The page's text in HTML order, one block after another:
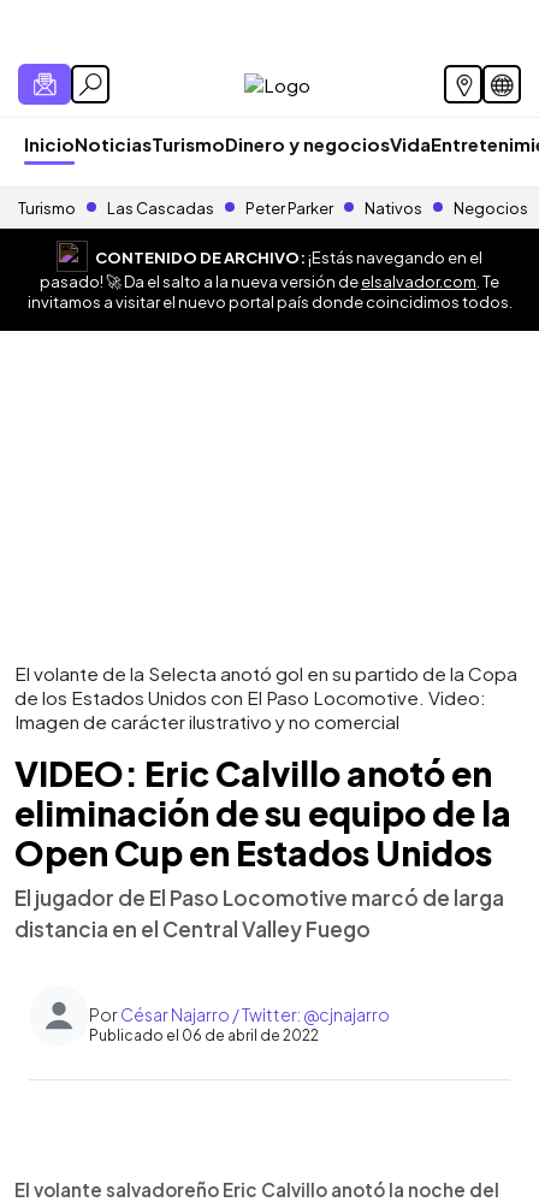
InicioNoticiasTurismoDinero y negociosVida
Turismo Las Cascadas Peter Parker Nativos Negocios
CONTENIDO DE ARCHIVO:¡Estás navegando en el
pasado! 🚀 Da el salto a la nueva versión deelsalvador.com . Te
invitamos a visitar el nuevo portal país donde coincidimos todos.
El volante de la Selecta anotó gol en su partido de la Copa
de los Estados Unidos con El Paso Locomotive. Video:
Imagen de carácter ilustrativo y no comercial
VIDEO: Eric Calvillo anotó en
eliminación de su equipo de la
Open Cup en Estados Unidos
El jugador de El Paso Locomotive marcó de larga
distancia en el Central Valley Fuego
PorCésar Najarro / Twitter: @cjnajarro
Publicado el 06 de abril de 2022
Escuchar artículo
El volante salvadoreño Eric Calvillo anotó la noche del